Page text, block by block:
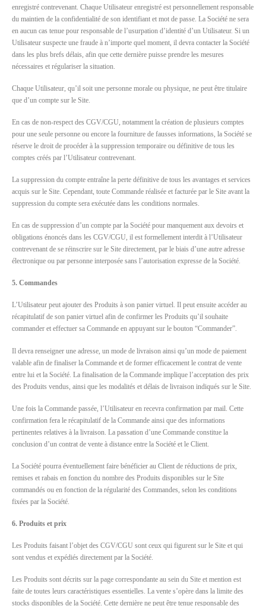
enregistré contrevenant. Chaque Utilisateur enregistré est personnellement responsable
du maintien de la confidentialité de son identifiant et mot de passe. La Société ne sera
en aucun cas tenue pour responsable de l’usurpation d’identité d’un Utilisateur. Si un
Utilisateur suspecte une fraude à n’importe quel moment, il devra contacter la Société
dans les plus brefs délais, afin que cette dernière puisse prendre les mesures
nécessaires et régulariser la situation.
Chaque Utilisateur, qu’il soit une personne morale ou physique, ne peut être titulaire
que d’un compte sur le Site.
En cas de non-respect des CGV/CGU, notamment la création de plusieurs comptes
pour une seule personne ou encore la fourniture de fausses informations, la Société se
réserve le droit de procéder à la suppression temporaire ou définitive de tous les
comptes créés par l’Utilisateur contrevenant.
La suppression du compte entraîne la perte définitive de tous les avantages et services
acquis sur le Site. Cependant, toute Commande réalisée et facturée par le Site avant la
suppression du compte sera exécutée dans les conditions normales.
En cas de suppression d’un compte par la Société pour manquement aux devoirs et
obligations énoncés dans les CGV/CGU, il est formellement interdit à l’Utilisateur
contrevenant de se réinscrire sur le Site directement, par le biais d’une autre adresse
électronique ou par personne interposée sans l’autorisation expresse de la Société.
5. Commandes
L’Utilisateur peut ajouter des Produits à son panier virtuel. Il peut ensuite accéder au
récapitulatif de son panier virtuel afin de confirmer les Produits qu’il souhaite
commander et effectuer sa Commande en appuyant sur le bouton “Commander”.
Il devra renseigner une adresse, un mode de livraison ainsi qu’un mode de paiement
valable afin de finaliser la Commande et de former efficacement le contrat de vente
entre lui et la Société. La finalisation de la Commande implique l’acceptation des prix
des Produits vendus, ainsi que les modalités et délais de livraison indiqués sur le Site.
Une fois la Commande passée, l’Utilisateur en recevra confirmation par mail. Cette
confirmation fera le récapitulatif de la Commande ainsi que des informations
pertinentes relatives à la livraison. La passation d’une Commande constitue la
conclusion d’un contrat de vente à distance entre la Société et le Client.
La Société pourra éventuellement faire bénéficier au Client de réductions de prix,
remises et rabais en fonction du nombre des Produits disponibles sur le Site
commandés ou en fonction de la régularité des Commandes, selon les conditions
fixées par la Société.
6. Produits et prix
Les Produits faisant l’objet des CGV/CGU sont ceux qui figurent sur le Site et qui
sont vendus et expédiés directement par la Société.
Les Produits sont décrits sur la page correspondante au sein du Site et mention est
faite de toutes leurs caractéristiques essentielles. La vente s’opère dans la limite des
stocks disponibles de la Société. Cette dernière ne peut être tenue responsable des